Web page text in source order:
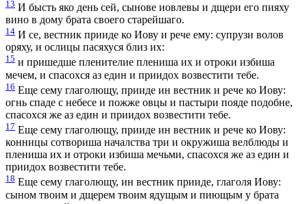
13 И бысть яко день сей, сынове иовлевы и дщери его пияху
вино в дому брата своего старейшаго.
14 И се, вестник прииде ко Иову и рече ему: супрузи волов
оряху, и ослицы пасяхуся близ их:
15 и пришедше пленителие плениша их и отроки избиша
мечем, и спасохся аз един и приидох возвестити тебе.
16 Еще сему глаголющу, прииде ин вестник и рече ко Иову:
огнь спаде с небесе и пожже овцы и пастыри пояде подобне,
спасохся же аз един и приидох возвестити тебе.
17 Еще сему глаголющу, прииде ин вестник и рече ко Иову:
конницы сотвориша началства три и окружиша велблюды и
плениша их и отроки избиша мечьми, спасохся же аз един и
приидох возвестити тебе.
18 Еще сему глаголющу, ин вестник прииде, глаголя Иову:
сыном твоим и дщерем твоим ядущым и пиющым у брата